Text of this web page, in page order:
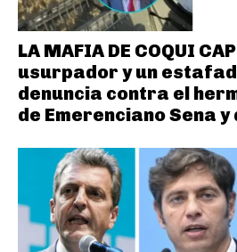
LA MAFIA DE COQUI
usurpador y un
denuncia contra el
de Emerenciano Sena